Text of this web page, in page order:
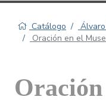
Catálogo
Oración en el